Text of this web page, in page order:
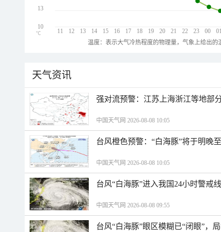
11 12 13 14 15 16 17 18 19 20 21 22 23 00
13
10
℃
温度：表示大气冷热程度的物理量，气象上给出
天气资讯
强对流预警：江苏上海浙江等地部
中国天气网 2026-08-08 10:05
台风橙色预警：“白海豚”将于明晚
中国天气网 2026-08-08 10:05
台风“白海豚”进入我国24小时警戒
中国天气网 2026-08-08 09:55
台风“白海豚”眼区模糊已“闭眼”，